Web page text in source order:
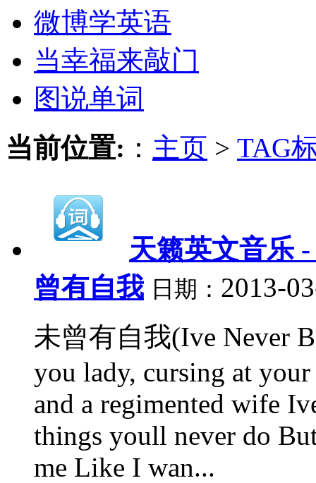
微博学英语
当幸福来敲门
图说单词
当前位置: ： 主页 > TAG
天籁英文音乐
曾有自我 日期： 2013-
未曾有自我(Ive Never
you lady, cursing at
and a regimented wife
things youll never do
me Like I wan...